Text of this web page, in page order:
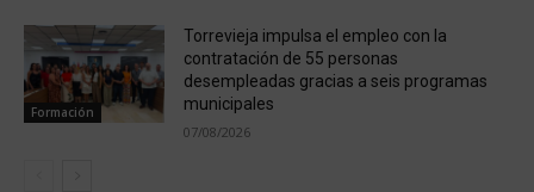
Formación
Torrevieja impulsa el empleo con la
contratación de 55 personas
desempleadas gracias a seis programas
municipales
07/08/2026